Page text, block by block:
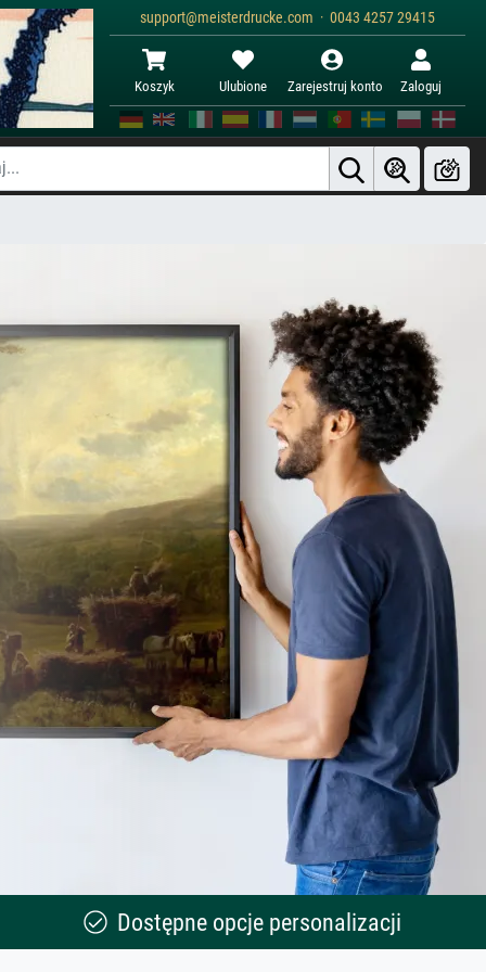
support@meisterdrucke.com · 0043 4257 29415
Koszyk Ulubione Zarejestruj konto Zaloguj
Dostępne opcje personalizacji